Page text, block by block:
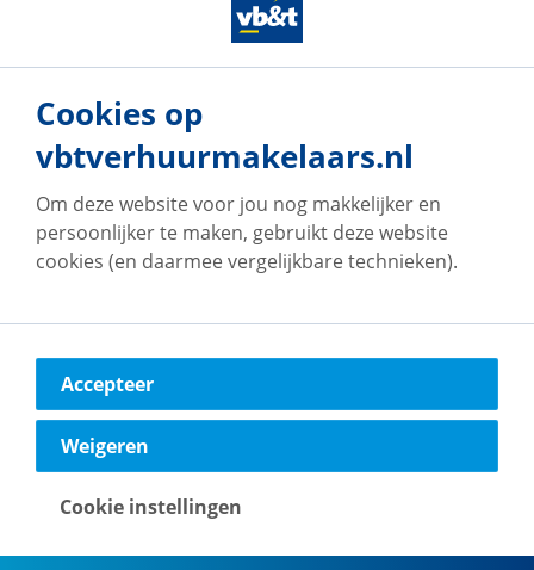
Onze vestigingen
vb&t Verhuurmakelaars
Vestdijk 180
5611 CZ Eindhoven
Cookies op
vbtverhuurmakelaars.nl
Om deze website voor jou nog makkelijker en
persoonlijker te maken, gebruikt deze website
cookies (en daarmee vergelijkbare technieken).
Accepteer
Weigeren
Cookie instellingen